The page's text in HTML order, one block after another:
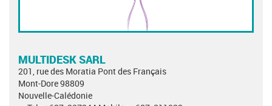
MULTIDESK SARL
201, rue des Moratia Pont des Français
Mont-Dore 98809
Nouvelle-Calédonie